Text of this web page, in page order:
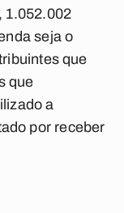
1.052.002
seja o
que
que
a
por receber